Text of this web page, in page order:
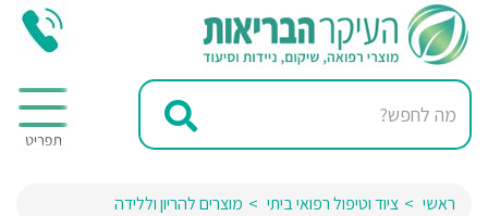
ראשי ציוד וטיפול רפואי ביתי מוצרים להריון וללידה